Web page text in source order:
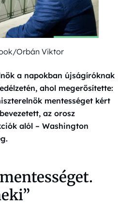
Orbán Viktor
a napokban újságíróknak
ahol megerősítette:
mentességet kért
az orosz
alól – Washington